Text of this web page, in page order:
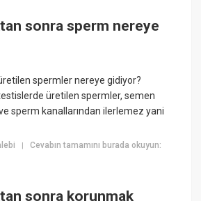
sonra sperm nereye
spermler nereye gidiyor?
üretilen spermler, semen
ve sperm kanallarından ilerlemez yani
|Cevabın tamamını burada okuyun:
sonra korunmak